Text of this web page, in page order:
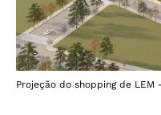
Projeção do shopping de LEM